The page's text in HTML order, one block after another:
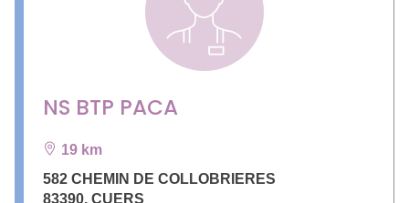
NS BTP PACA
19 km
582 CHEMIN DE COLLOBRIERES
83390, CUERS